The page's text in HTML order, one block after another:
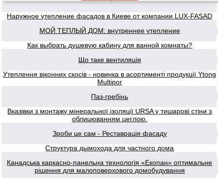
Наружное утепление фасадов в Киеве от компании LUX-FASAD
МОЙ ТЕПЛЫЙ ДОМ: внутреннее утепление
Как выбрать душевую кабину для ванной комнаты?
Що таке вентиляція
Утеплення віконних скосів - новинка в асортименті продукції Ytong
Multipor
Паз-гребінь
Вказівки з монтажу мінеральної ізоляції URSA у тишарові стіни з
облицюванням цеглою.
Зроби це сам - Реставрація фасаду
Структура дымохода для частного дома
Канадська каркасно-панельна технологія «Екопан» оптимальне
рішення для малоповерхового домобудування